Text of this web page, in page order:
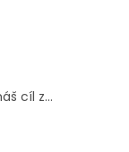
cíl z...